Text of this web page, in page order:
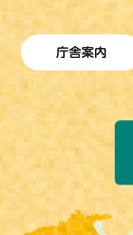
庁舎案内